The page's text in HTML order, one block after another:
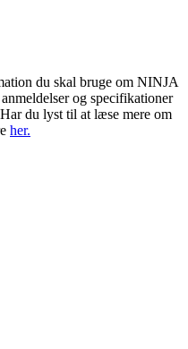
du skal bruge om NINJA
og specifikationer
du lyst til at læse mere om
her.